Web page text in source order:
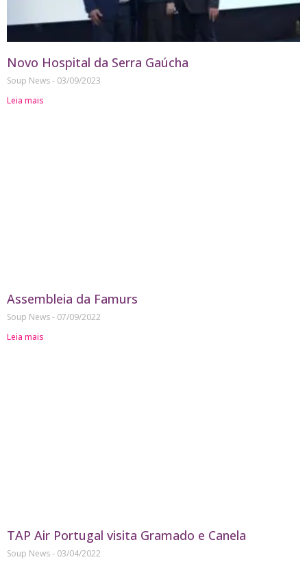
Novo Hospital da Serra Gaúcha
Soup News
03/09/2023
Leia mais
Assembleia da Famurs
Soup News
07/09/2022
Leia mais
TAP Air Portugal visita Gramado e Canela
Soup News 03/04/2022